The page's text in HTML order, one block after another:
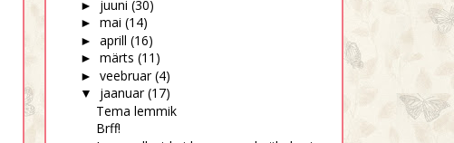
► juuni (30)
► mai (14)
► aprill (16)
► märts (11)
► veebruar (4)
▼ jaanuar (17)
Tema lemmik
Brff!